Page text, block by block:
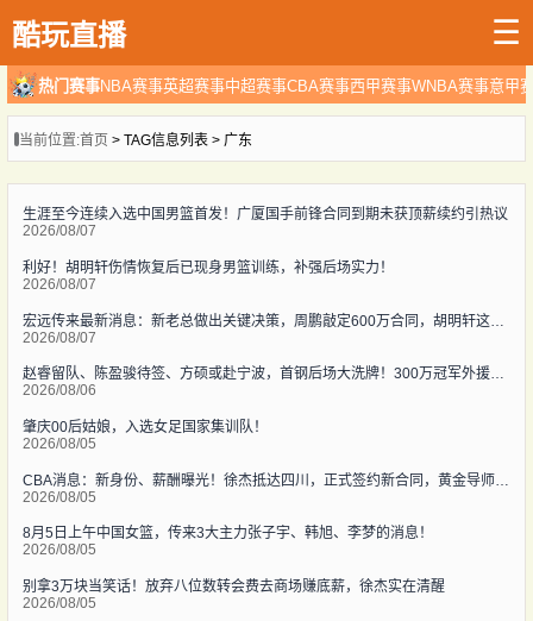
酷玩直播 ☰
热门赛事NBA赛事英超赛事中超赛事CBA赛事西甲赛事WNBA赛事意甲
当前位置:首页 > TAG信息列表 > 广东
生涯至今连续入选中国男篮首发！广厦国手前锋合同到期未获顶薪续约引热议
2026/08/07
利好！胡明轩伤情恢复后已现身男篮训练，补强后场实力！
2026/08/07
宏远传来最新消息：新老总做出关键决策，周鹏敲定600万合同，胡明轩这下被迫营业
2026/08/07
赵睿留队、陈盈骏待签、方硕或赴宁波，首钢后场大洗牌！300万冠军外援能否撑起争冠梦？
2026/08/06
肇庆00后姑娘，入选女足国家集训队！
2026/08/05
CBA消息：新身份、薪酬曝光！徐杰抵达四川，正式签约新合同，黄金导师身份曝光
2026/08/05
8月5日上午中国女篮，传来3大主力张子宇、韩旭、李梦的消息！
2026/08/05
别拿3万块当笑话！放弃八位数转会费去商场赚底薪，徐杰实在清醒
2026/08/05